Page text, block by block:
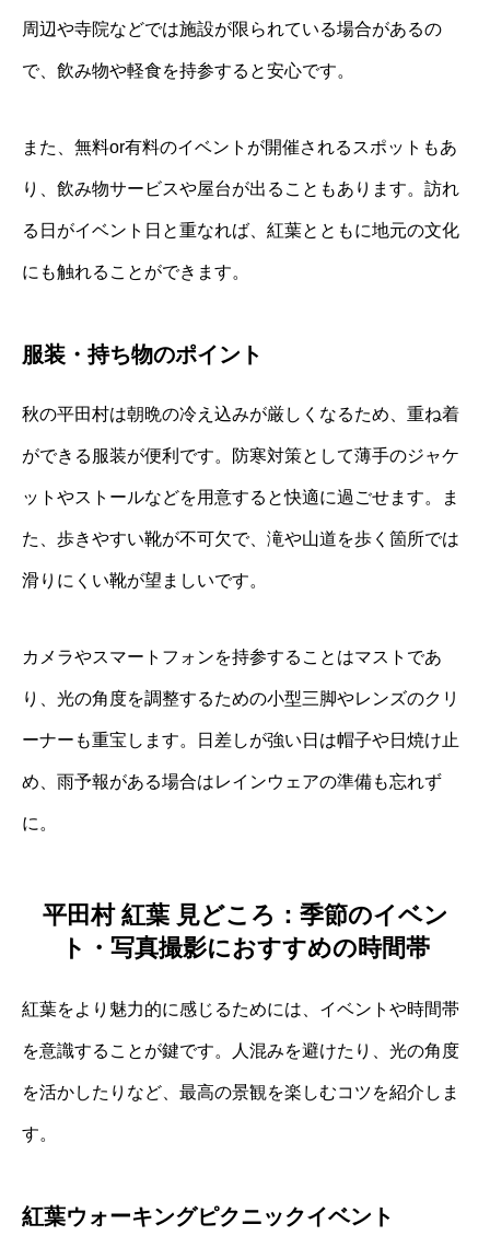
周辺や寺院などでは施設が限られている場合があるの
で、飲み物や軽食を持参すると安心です。
また、無料or有料のイベントが開催されるスポットもあ
り、飲み物サービスや屋台が出ることもあります。訪れ
る日がイベント日と重なれば、紅葉とともに地元の文化
にも触れることができます。
服装・持ち物のポイント
秋の平田村は朝晩の冷え込みが厳しくなるため、重ね着
ができる服装が便利です。防寒対策として薄手のジャケ
ットやストールなどを用意すると快適に過ごせます。ま
た、歩きやすい靴が不可欠で、滝や山道を歩く箇所では
滑りにくい靴が望ましいです。
カメラやスマートフォンを持参することはマストであ
り、光の角度を調整するための小型三脚やレンズのクリ
ーナーも重宝します。日差しが強い日は帽子や日焼け止
め、雨予報がある場合はレインウェアの準備も忘れず
に。
平田村 紅葉 見どころ：季節のイベン
ト・写真撮影におすすめの時間帯
紅葉をより魅力的に感じるためには、イベントや時間帯
を意識することが鍵です。人混みを避けたり、光の角度
を活かしたりなど、最高の景観を楽しむコツを紹介しま
す。
紅葉ウォーキングピクニックイベント